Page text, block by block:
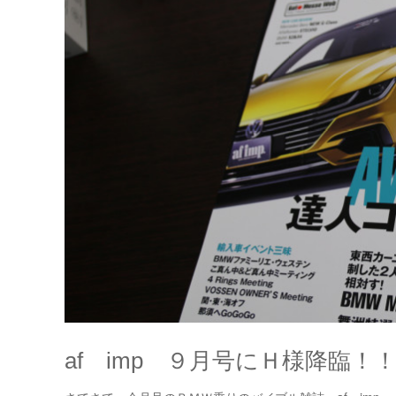
af imp ９月号にＨ様降臨！